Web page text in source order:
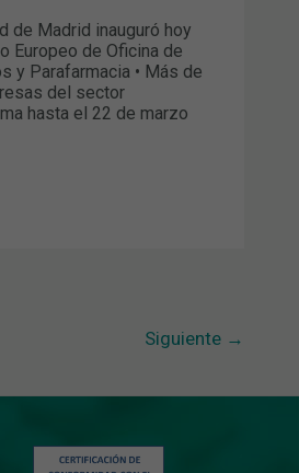
de Madrid inauguró hoy
Europeo de Oficina de
y Parafarmacia • Más de
del sector
hasta el 22 de marzo
Siguiente →